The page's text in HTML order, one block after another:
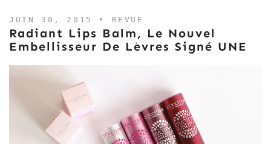
JUIN 30, 2015 • REVUE
Radiant Lips Balm, Le Nouvel
Embellisseur De Lèvres Signé UNE